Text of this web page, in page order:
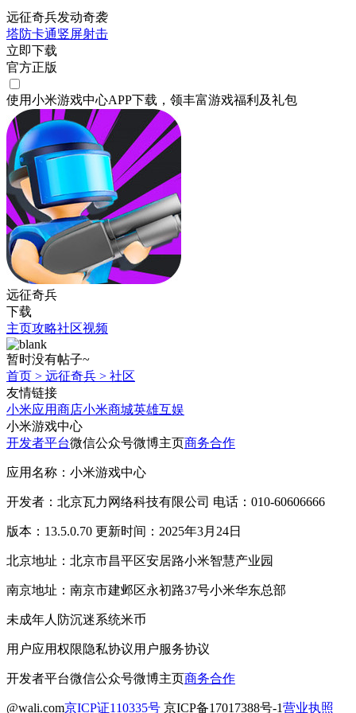
远征奇兵发动奇袭
塔防卡通竖屏射击
立即下载
官方正版
使用小米游戏中心APP下载 ，领丰富游戏福利 及礼包
远征奇兵
下载
主页攻略社区视频
暂时没有帖子~
首页 > 远征奇兵 > 社区
友情链接
小米应用商店小米商城英雄互娱
小米游戏中心
开发者平台微信公众号微博主页商务合作
应用名称：小米游戏中心
开发者：北京瓦力网络科技有限公司 电话：010-60606666
版本：13.5.0.70 更新时间：2025年3月24日
北京地址：北京市昌平区安居路小米智慧产业园
南京地址：南京市建邺区永初路37号小米华东总部
未成年人防沉迷系统米币
用户应用权限隐私协议用户服务协议
开发者平台微信公众号微博主页商务合作
@wali.com京ICP证110335号 京ICP备17017388号-1营业执照